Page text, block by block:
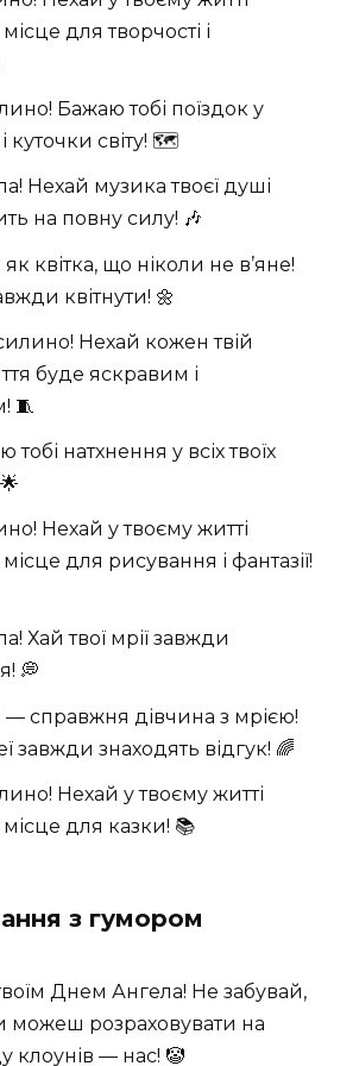
для творчості і
Бажаю тобі поїздок у
куточки світу! 🗺️
Нехай музика твоєї душі
на повну силу! 🎶
квітка, що ніколи не в’яне!
квітнути! 🌼
Нехай кожен твій
буде яскравим і
🧵
натхнення у всіх твоїх
Нехай у твоєму житті
для рисування і фантазії!
Хай твої мрії завжди
💭
— справжня дівчина з мрією!
завжди знаходять відгук! 🌈
Нехай у твоєму житті
для казки! 📚
з гумором
Днем Ангела! Не забувай,
можеш розраховувати на
клоунів — нас! 🤡